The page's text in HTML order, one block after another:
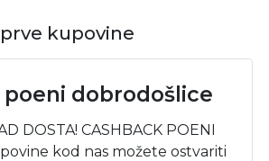
kupovine
poeni dobrodošlice
DOSTA! CASHBACK POENI
kod nas možete ostvariti